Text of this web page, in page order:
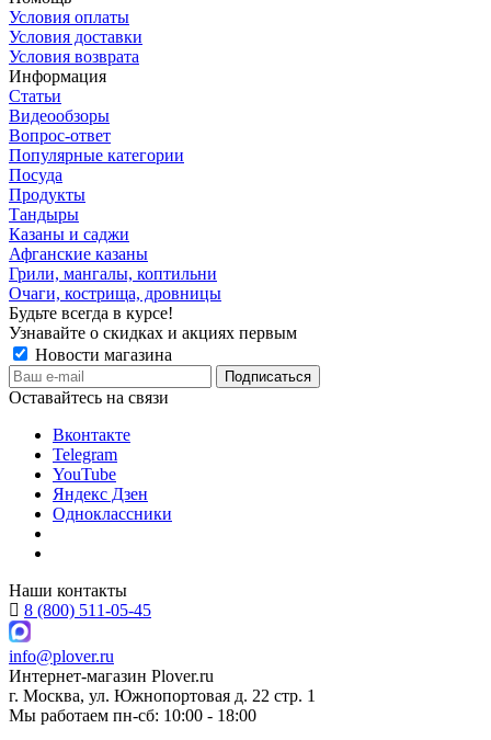
Условия оплаты
Условия доставки
Условия возврата
Информация
Статьи
Видеообзоры
Вопрос-ответ
Популярные категории
Посуда
Продукты
Тандыры
Казаны и саджи
Афганские казаны
Грили, мангалы, коптильни
Очаги, кострища, дровницы
Будьте всегда в курсе!
Узнавайте о скидках и акциях первым
Новости магазина
Оставайтесь на связи
Вконтакте
Telegram
YouTube
Яндекс Дзен
Одноклассники
Наши контакты
8 (800) 511-05-45
info@plover.ru
Интернет-магазин Plover.ru
г. Москва, ул. Южнопортовая д. 22 стр. 1
Мы работаем пн-сб: 10:00 - 18:00